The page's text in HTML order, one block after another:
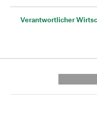
Verantwortlicher